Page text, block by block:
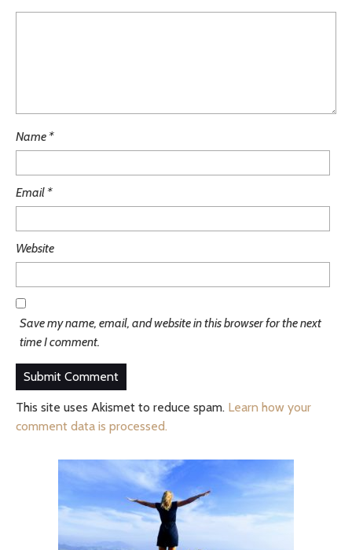
Name*
Email*
Website
Save my name, email, and website in this browser for the next
time I comment.
This site uses Akismet to reduce spam. Learn how your
comment data is processed.